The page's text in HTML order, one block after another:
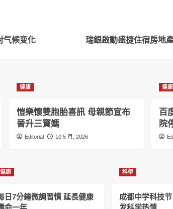
气候变化
瑞銀啟動盛捷住宿房地
健康
愷樂懷雙胞胎喜訊 母親節宣布
晉升三寶媽
Editorial 10 5 月, 2026
健康
百
院
健康
日7分鐘微調習慣 延長健康
命一年
科學
成都中学科技
发科学热情